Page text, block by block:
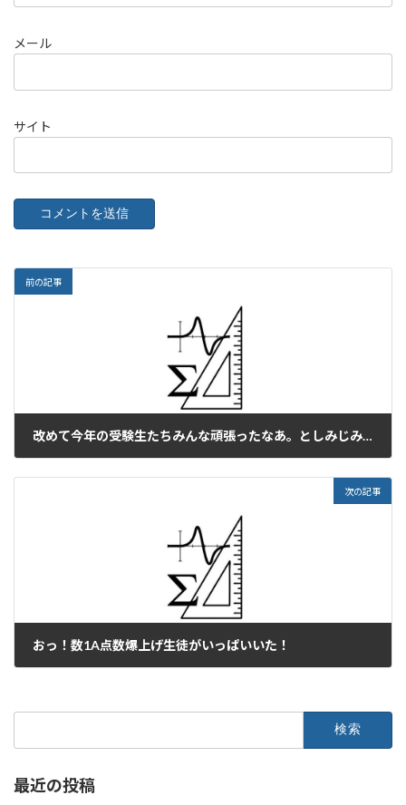
メール
サイト
前の記事
改めて今年の受験生たちみんな頑張ったなあ。としみじみ。
次の記事
おっ！数1A点数爆上げ生徒がいっぱいいた！
最近の投稿